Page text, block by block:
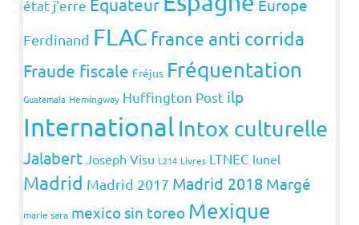
état j'erre Equateur Europe
Ferdinand FLAC france anti corrida
Fraude fiscale Fréjus Fréquentation
Guatemala Hemingway Huffington Post ilp
International Intox culturelle
Jalabert Joseph Visu L214 Livres LTNEC lunel
Madrid Madrid 2017 Madrid 2018 Margé
marie sara mexico sin toreo Mexique